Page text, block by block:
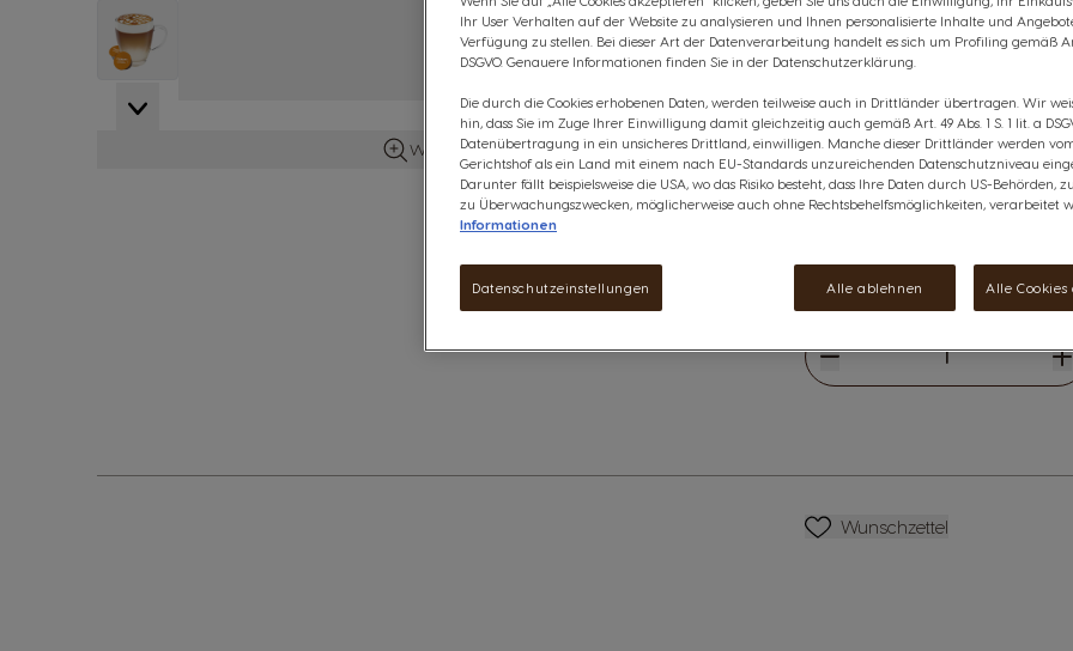
View larger image
View larger image
Weitere Details anzeigen
STARBUCKS® Caramel
NESCAFÉ® Dolce Gusto®
Diese Aktion ist nicht mit
kombinierbar, einschließlich
Dieses Paket enthält:
6STARBUCKS® Caramel
Regulärer Preis
€ 41,94
Wunschliste
Wunschzettel
Ihr User Verhalten auf der Website zu analysieren und Ihnen personalisierte Inhalte und
Verfügung zu stellen. Bei dieser Art der Datenverarbeitung handelt es sich um Profiling gemäß
DSGVO. Genauere Informationen finden Sie in der Datenschutzerklärung.
Die durch die Cookies erhobenen Daten, werden teilweise auch in Drittländer übertragen. Wir
hin, dass Sie im Zuge Ihrer Einwilligung damit gleichzeitig auch gemäß Art. 49 Abs. 1 S. 1 lit. a
Datenübertragung in ein unsicheres Drittland, einwilligen. Manche dieser Drittländer werden
Gerichtshof als ein Land mit einem nach EU-Standards unzureichenden Datenschutzniveau
Darunter fällt beispielsweise die USA, wo das Risiko besteht, dass Ihre Daten durch US-Behörden,
zu Überwachungszwecken, möglicherweise auch ohne Rechtsbehelfsmöglichkeiten, verarbeitet
Informationen
Alle ablehnen Alle
Datenschutzeinstellungen